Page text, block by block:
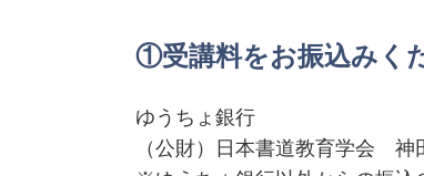
①受講料をお振込みく
ゆうちょ銀行
（公財）日本書道教育学会 神